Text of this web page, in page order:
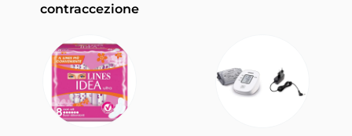
contraccezione